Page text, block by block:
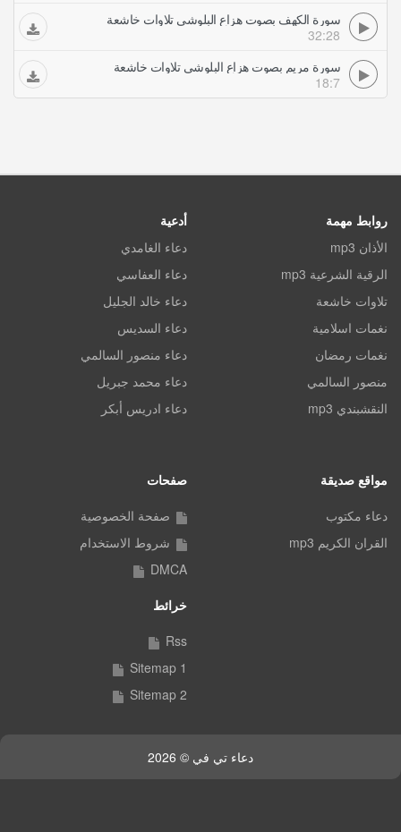
سورة الكهف بصوت هزاع البلوشي تلاوات خاشعة
32:28
سورة مريم بصوت هزاع البلوشي تلاوات خاشعة
18:7
روابط مهمة
الأذان mp3
الرقية الشرعية mp3
تلاوات خاشعة
نغمات اسلامية
نغمات رمضان
منصور السالمي
النقشبندي mp3
أدعية
دعاء الغامدي
دعاء العفاسي
دعاء خالد الجليل
دعاء السديس
دعاء منصور السالمي
دعاء محمد جبريل
دعاء ادريس أبكر
مواقع صديقة
دعاء مكتوب
القران الكريم mp3
صفحات
صفحة الخصوصية
شروط الاستخدام
DMCA
خرائط
Rss
Sitemap 1
Sitemap 2
دعاء تي في © 2026